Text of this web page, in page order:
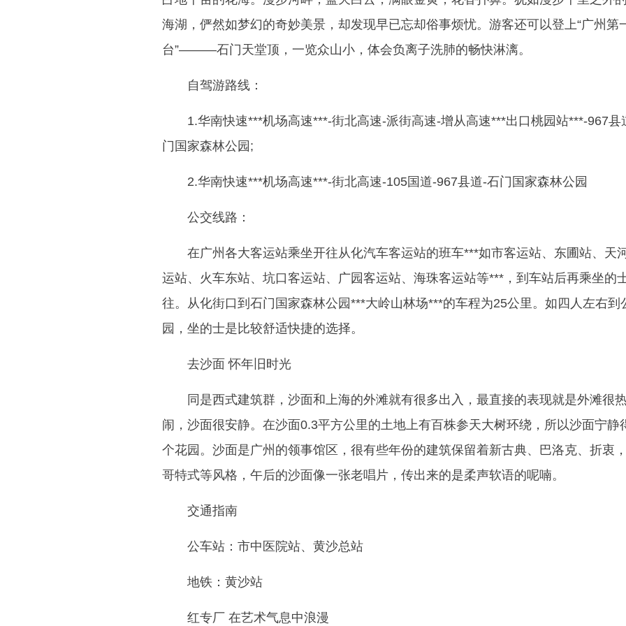
海湖，俨然如梦幻的奇妙美景，却发现早已忘却俗事烦忧。游客还可以登上“广州第
台”———石门天堂顶，一览众山小，体会负离子洗肺的畅快淋漓。
自驾游路线：
1.华南快速***机场高速***-街北高速-派街高速-增从高速***出口桃园站***-967县
门国家森林公园;
2.华南快速***机场高速***-街北高速-105国道-967县道-石门国家森林公园
公交线路：
在广州各大客运站乘坐开往从化汽车客运站的班车***如市客运站、东圃站、天
运站、火车东站、坑口客运站、广园客运站、海珠客运站等***，到车站后再乘坐的
往。从化街口到石门国家森林公园***大岭山林场***的车程为25公里。如四人左右到
园，坐的士是比较舒适快捷的选择。
去沙面 怀年旧时光
同是西式建筑群，沙面和上海的外滩就有很多出入，最直接的表现就是外滩很热
闹，沙面很安静。在沙面0.3平方公里的土地上有百株参天大树环绕，所以沙面宁静
个花园。沙面是广州的领事馆区，很有些年份的建筑保留着新古典、巴洛克、折衷
哥特式等风格，午后的沙面像一张老唱片，传出来的是柔声软语的呢喃。
交通指南
公车站：市中医院站、黄沙总站
地铁：黄沙站
红专厂 在艺术气息中浪漫